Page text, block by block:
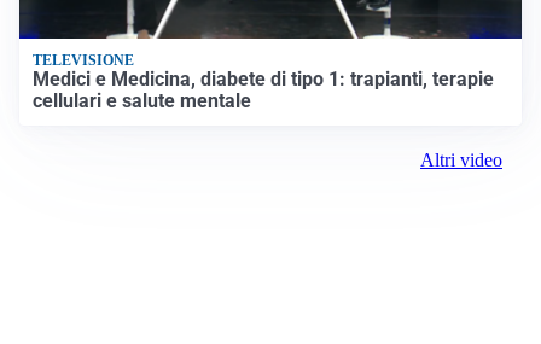
TELEVISIONE
Medici e Medicina, diabete di tipo 1: trapianti, terapie
cellulari e salute mentale
Altri video